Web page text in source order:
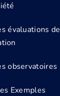
évaluations de
observatoires
Exemples